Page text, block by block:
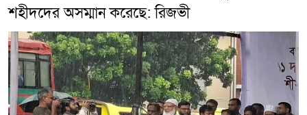
শহীদদের অসম্মান করেছে: রিজভী